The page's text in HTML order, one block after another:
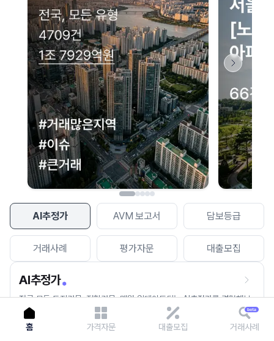
AI추정가 AVM 보고서 담보등급
거래사례 평가자문 대출모집
AI추정가
전국 모든 토지건물, 집합건물, 매월 업데이트되는 AI추정가를 경험해보
세요.
네이버 지도 연결 안내
현재 네이버 지도 연결이 원활하지 않아 지도를 불러올 수 없습니다.
이용에 불편을 드려 죄송합니다.
다시 시도
홈 가격자문 대출모집 거래사례